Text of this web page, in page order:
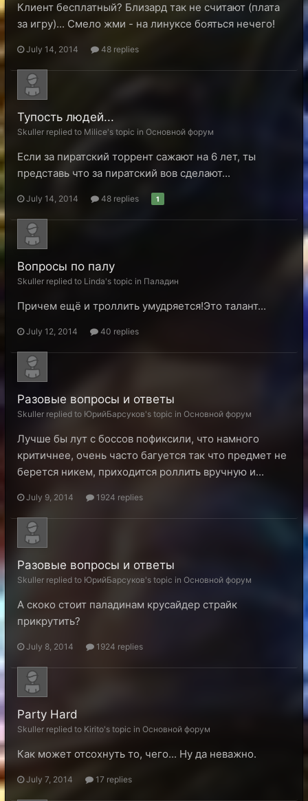
Клиент бесплатный? Близард так не считают (плата
за игру)... Смело жми - на линуксе бояться нечего!
July 14, 2014 48 replies
Тупость людей...
Skuller replied to Milice's topic in Основной форум
Если за пиратский торрент сажают на 6 лет, ты
представь что за пиратский вов сделают...
July 14, 2014 48 replies 1
Вопросы по палу
Skuller replied to Linda's topic in Паладин
Причем ещё и троллить умудряется!Это талант...
July 12, 2014 40 replies
Разовые вопросы и ответы
Skuller replied to ЮрийБарсуков's topic in Основной форум
Лучше бы лут с боссов пофиксили, что намного
критичнее, очень часто багуется так что предмет не
берется никем, приходится роллить вручную и...
July 9, 2014 1924 replies
Разовые вопросы и ответы
Skuller replied to ЮрийБарсуков's topic in Основной форум
А скоко стоит паладинам крусайдер страйк
прикрутить?
July 8, 2014 1924 replies
Party Hard
Skuller replied to Kirito's topic in Основной форум
Как может отсохнуть то, чего... Ну да неважно.
July 7, 2014 17 replies